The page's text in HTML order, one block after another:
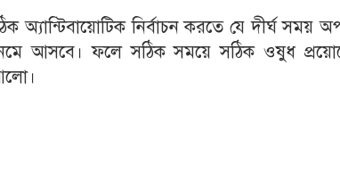
অ্যান্টিবায়োটিক নির্বাচন করতে যে দীর্ঘ সময়
আসবে। ফলে সঠিক সময়ে সঠিক ওষুধ